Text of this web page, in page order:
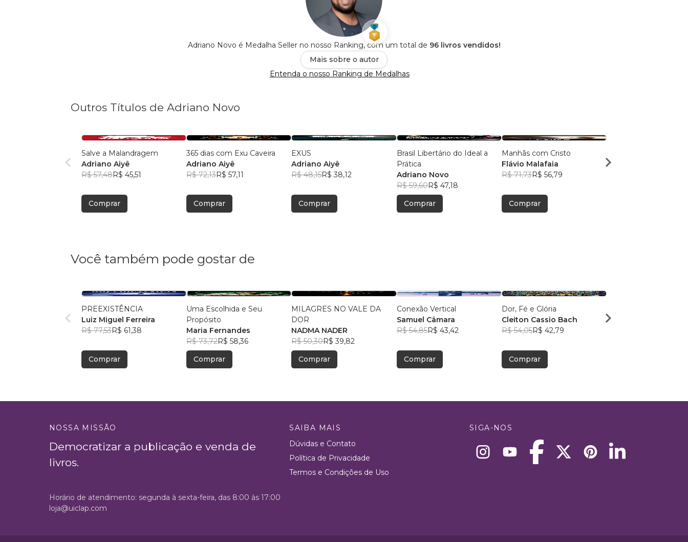
Adriano Novo é Medalha Seller no nosso Ranking, com um total de 96 livros vendidos!
Mais sobre o autor
Entenda o nosso Ranking de Medalhas
Outros Títulos de Adriano Novo
Salve a Malandragem
Adriano Aiyê
R$ 57,48R$ 45,51
Comprar
365 dias com Exu Caveira
Adriano Aiyê
R$ 72,13R$ 57,11
Comprar
EXUS
Adriano Aiyê
R$ 48,15R$ 38,12
Comprar
Brasil Libertário do Ideal a
Prática
Adriano Novo
R$ 59,60R$ 47,18
Comprar
Manhãs com Cristo
Flávio Malafaia
R$ 71,73R$ 56,79
Comprar
Flávio Malafáia
Você também pode gostar de
PREEXISTÊNCIA
Luiz Miguel Ferreira
R$ 77,53R$ 61,38
Comprar
Uma Escolhida e Seu
Propósito
Maria Fernandes
R$ 73,72R$ 58,36
Comprar
MILAGRES NO VALE DA
DOR
NADMA NADER
R$ 50,30R$ 39,82
Comprar
Conexão Vertical
Samuel Câmara
R$ 54,85R$ 43,42
Comprar
Dor, Fé e Glória
Cleiton Cassio Bach
R$ 54,05R$ 42,79
Comprar
André Nunes
NOSSA MISSÃO
Democratizar a publicação e venda de
livros.
SAIBA MAIS
Dúvidas e Contato
Política de Privacidade
Termos e Condições de Uso
SIGA-NOS
Horário de atendimento: segunda à sexta-feira, das 8:00 às 17:00
loja@uiclap.com